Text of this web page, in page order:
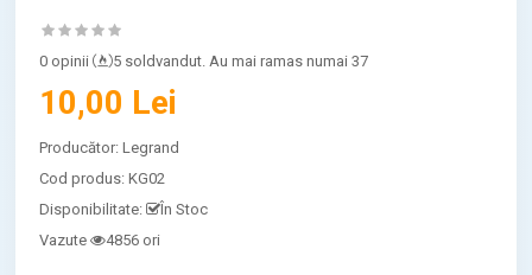
0 opinii 5 soldvandut. Au mai ramas numai 37
10,00 Lei
Producător:Legrand
Cod produs:KG02
Disponibilitate:
În Stoc
Vazute
4856 ori